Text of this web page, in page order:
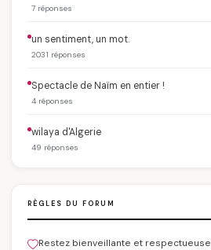
7 réponses
un sentiment, un mot.
2031 réponses
Spectacle de Naïm en entier !
4 réponses
wilaya d'Algerie
49 réponses
RÈGLES DU FORUM
Restez bienveillante et respectueuse